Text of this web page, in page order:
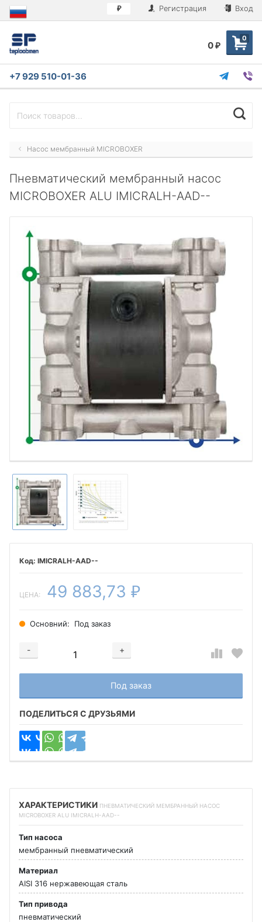
₽ Регистрация Вход
0
0 ₽
+7 929 510-01-36
Насос мембранный MICROBOXER
Пневматический мембранный насос
MICROBOXER ALU IMICRALH-AAD--
IMICRALH-AAD--
ЦЕНА: 49 883,73 ₽
Основний: Под заказ
-
+
Добавляется...
Под заказ
Добавлен
ПОДЕЛИТЬСЯ С ДРУЗЬЯМИ
ХАРАКТЕРИСТИКИ ПНЕВМАТИЧЕСКИЙ МЕМБРАННЫЙ НАСОС
MICROBOXER ALU IMICRALH-AAD--
Тип насоса
мембранный пневматический
Материал
AISI 316 нержавеющая сталь
Тип привода
пневматический